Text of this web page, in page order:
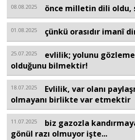
Yazı Dizisi
Eğitim
08.08.2025 önce milletin dili oldu,
01.08.2025 çünkü orasıdır imanî
25.07.2025
evlilik; yolunu
olduğunu bilmektir!
18.07.2025
Evlilik, var olanı
olmayanı birlikte var etmektir
11.07.2025
biz gazozla
gönül razı olmuyor işte...